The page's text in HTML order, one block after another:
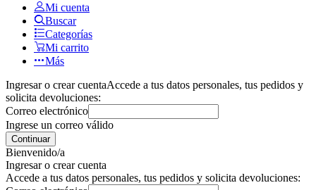
Mi cuenta
Buscar
Categorías
Mi carrito
Más
Ingresar o crear cuentaAccede a tus datos personales, tus pedidos y
solicita devoluciones:
Correo electrónico
Ingrese un correo válido
Continuar
Bienvenido/a
Ingresar o crear cuenta
Accede a tus datos personales, tus pedidos y solicita devoluciones: